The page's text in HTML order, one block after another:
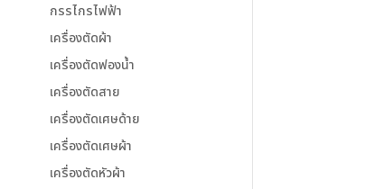
กรรไกรไฟฟ้า
เครื่องตัดผ้า
เครื่องตัดฟองน้ำ
เครื่องตัดสาย
เครื่องตัดเศษด้าย
เครื่องตัดเศษผ้า
เครื่องตัดหัวผ้า